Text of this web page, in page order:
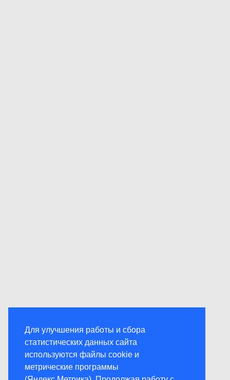
Для улучшения работы и сбора
статистических данных сайта
используются файлы cookie и
метрические программы